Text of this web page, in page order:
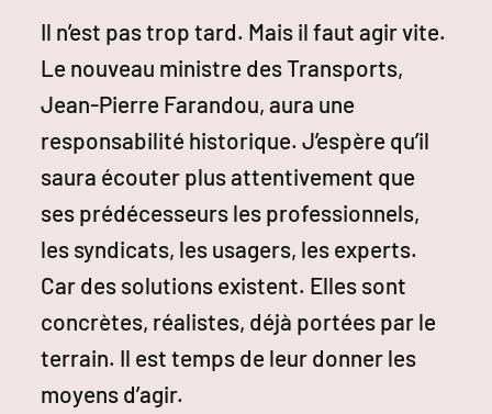
Il n’est pas trop tard. Mais il faut agir vite.
Le nouveau ministre des Transports,
Jean-Pierre Farandou, aura une
responsabilité historique. J’espère qu’il
saura écouter plus attentivement que
ses prédécesseurs les professionnels,
les syndicats, les usagers, les experts.
Car des solutions existent. Elles sont
concrètes, réalistes, déjà portées par le
terrain. Il est temps de leur donner les
moyens d’agir.